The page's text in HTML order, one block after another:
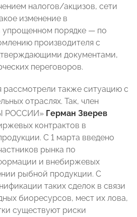
налогов/акцизов, сети
изменение в
упрощенном порядке — по
производителя с
документами,
переговоров.
рассмотрели также ситуацию с
отраслях. Так, член
РОССИИ» Герман Зверев
контрактов в
С 1 марта введено
рынка по
и внебиржевых
рыбной продукции. С
таких сделок в связи
биоресурсов, мест их лова,
существуют риски